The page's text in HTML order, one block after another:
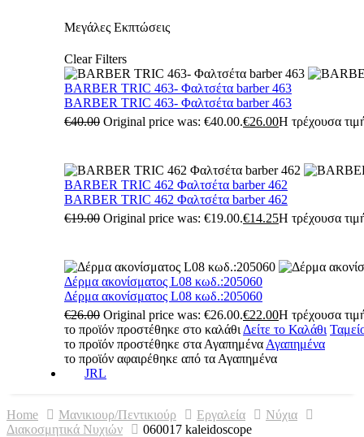
Μεγάλες Εκπτώσεις
Clear Filters
BARBER TRIC 463- Φαλτσέτα barber 463
BARBER TRIC 463- Φαλτσέτα barber 463
€40.00 Original price was: €40.00.€26.00Η τρέχουσα
BARBER TRIC 462 Φαλτσέτα barber 462
BARBER TRIC 462 Φαλτσέτα barber 462
€19.00 Original price was: €19.00.€14.25Η τρέχουσα
Δέρμα ακονίσματος L08 κωδ.:205060
Δέρμα ακονίσματος L08 κωδ.:205060
€26.00 Original price was: €26.00.€22.00Η τρέχουσα
το προϊόν προστέθηκε στο καλάθι Δείτε το Καλάθι
το προϊόν προστέθηκε στα Αγαπημένα Αγαπημένα
το προϊόν αφαιρέθηκε από τα Αγαπημένα
JRL
Home Μανικιουρ/Πεντικιούρ Εργαλεία
Νύχια
Διακοσμητικά Νυχιών
060017 kaleidoscope